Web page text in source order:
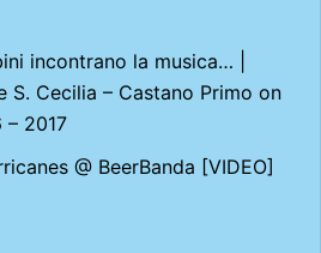
incontrano la musica… |
S. Cecilia – Castano Primo on
– 2017
@ BeerBanda [VIDEO]